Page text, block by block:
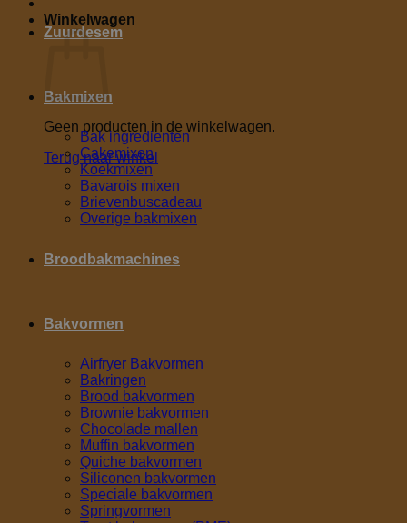
Winkelwagen
Geen producten in de winkelwagen.
Terug naar winkel
Zuurdesem
Bakmixen
Bak ingredienten
Cakemixen
Koekmixen
Bavarois mixen
Brievenbuscadeau
Overige bakmixen
Broodbakmachines
Bakvormen
Airfryer Bakvormen
Bakringen
Brood bakvormen
Brownie bakvormen
Chocolade mallen
Muffin bakvormen
Quiche bakvormen
Siliconen bakvormen
Speciale bakvormen
Springvormen